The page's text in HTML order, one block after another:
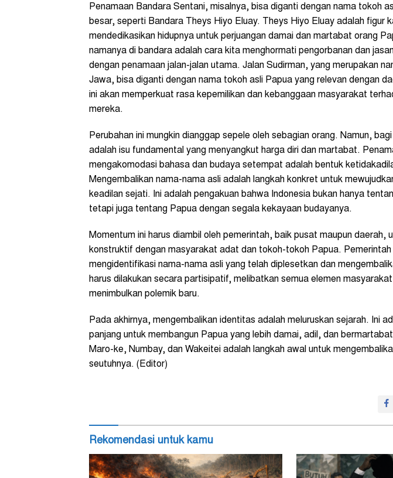
Penamaan Bandara Sentani, misalnya, bisa diganti dengan nama tokoh
besar, seperti Bandara Theys Hiyo Eluay. Theys Hiyo Eluay adalah figur
mendedikasikan hidupnya untuk perjuangan damai dan martabat orang
namanya di bandara adalah cara kita menghormati pengorbanan dan
dengan penamaan jalan-jalan utama. Jalan Sudirman, yang merupakan
Jawa, bisa diganti dengan nama tokoh asli Papua yang relevan dengan
ini akan memperkuat rasa kepemilikan dan kebanggaan masyarakat
mereka.
Perubahan ini mungkin dianggap sepele oleh sebagian orang. Namun,
adalah isu fundamental yang menyangkut harga diri dan martabat.
mengakomodasi bahasa dan budaya setempat adalah bentuk
Mengembalikan nama-nama asli adalah langkah konkret untuk
keadilan sejati. Ini adalah pengakuan bahwa Indonesia bukan hanya
tetapi juga tentang Papua dengan segala kekayaan budayanya.
Momentum ini harus diambil oleh pemerintah, baik pusat maupun daerah,
konstruktif dengan masyarakat adat dan tokoh-tokoh Papua.
mengidentifikasi nama-nama asli yang telah diplesetkan dan
harus dilakukan secara partisipatif, melibatkan semua elemen
menimbulkan polemik baru.
Pada akhirnya, mengembalikan identitas adalah meluruskan sejarah. Ini
panjang untuk membangun Papua yang lebih damai, adil, dan
Maro-ke, Numbay, dan Wakeitei adalah langkah awal untuk
seutuhnya. (Editor)
Rekomendasi untuk kamu